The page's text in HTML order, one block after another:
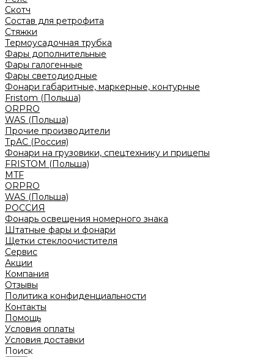
Скотч
Состав для ретрофита
Стяжки
Термоусадочная трубка
Фары дополнительные
Фары галогенные
Фары светодиодные
Фонари габаритные, маркерные, контурные
Fristom (Польша)
ORPRO
WAS (Польша)
Прочие производители
ТрАС (Россия)
Фонари на грузовики, спецтехнику и прицепы
FRISTOM (Польша)
MTF
ORPRO
WAS (Польша)
РОССИЯ
Фонарь освещения номерного знака
Штатные фары и фонари
Щетки стеклоочистителя
Сервис
Акции
Компания
Отзывы
Политика конфиденциальности
Контакты
Помощь
Условия оплаты
Условия доставки
Поиск